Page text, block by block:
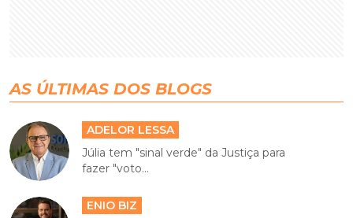
AS ÚLTIMAS DOS BLOGS
ADELOR LESSA
Júlia tem "sinal verde" da Justiça para
fazer "voto...
ENIO BIZ